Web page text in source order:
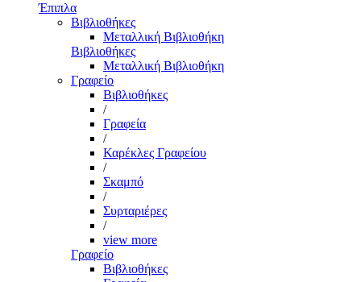
Έπιπλα
Βιβλιοθήκες
Μεταλλική Βιβλιοθήκη
Βιβλιοθήκες
Μεταλλική Βιβλιοθήκη
Γραφείο
Βιβλιοθήκες
/
Γραφεία
/
Καρέκλες Γραφείου
/
Σκαμπό
/
Συρταριέρες
/
view more
Γραφείο
Βιβλιοθήκες